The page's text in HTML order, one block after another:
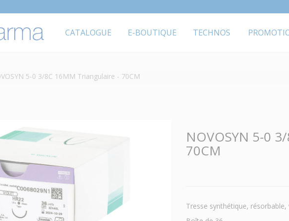
CATALOGUE E-BOUTIQUE TECHNOS
5-0 3/8C 16MM Triangulaire - 70CM
NOVOSYN 5-0
70CM
Tresse synthétique, résorbable,